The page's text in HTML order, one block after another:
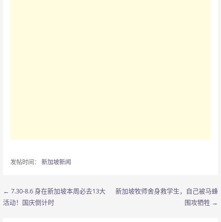
发帖时间： 新加坡新闻
文
← 7.30-8.6 身在新加坡本周必去13大
活动！国庆倒计时
新加坡牧师舍身救学生，自己被马蜂
围攻牺牲 →